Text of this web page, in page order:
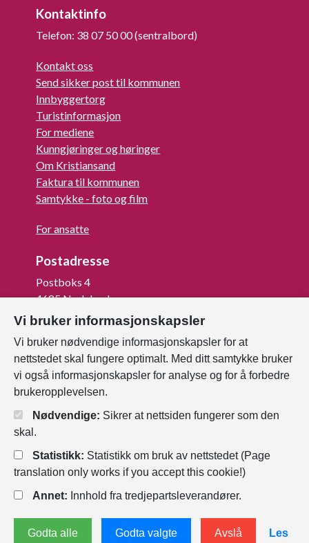
Kontaktinfo
Telefon: 38 07 50 00 (sentralbord)
Kontakt oss
Send sikker post til kommunen
Innbyggertorg
Turistinformasjon
For mediene
Kunngjøringer og høringer
Om Kristiansand
Faktura til kommunen
Samtykke - foto og film
For ansatte
Postadresse
Postboks 4
4685 Nodeland
Org.nr: 820 852 982
Last ned vår innbygger -app
Personvernerklæring
Endre
Vi bruker informasjonskapsler
Vi bruker nødvendige informasjonskapsler for at
nettstedet skal fungere optimalt. Med ditt samtykke bruker
vi også informasjonskapsler for analyse og for å forbedre
brukeropplevelsen.
Nødvendige: Sikrer at nettsiden fungerer som den
skal.
Statistikk: Statistikk om bruk av nettstedet (Page
translation only works if you accept this cookie!)
Annet: Innhold fra tredjepartsleverandører.
Godta alle Godta valgte Avslå Les